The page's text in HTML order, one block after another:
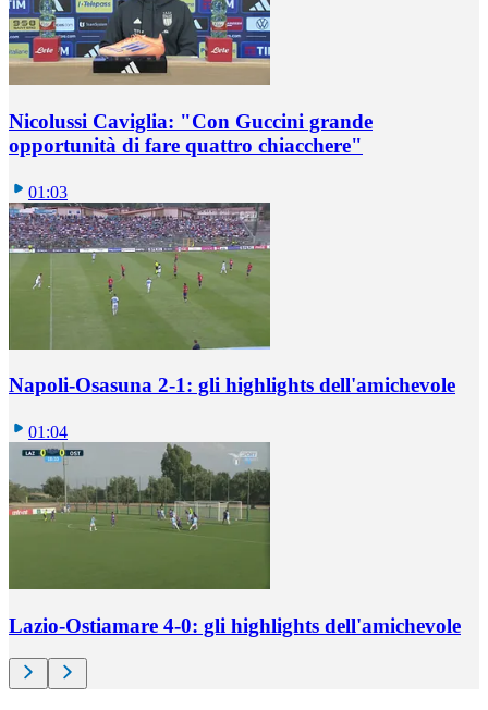
Nicolussi Caviglia: "Con Guccini grande
opportunità di fare quattro chiacchere"
01:03
Napoli-Osasuna 2-1: gli highlights dell'amichevole
01:04
Lazio-Ostiamare 4-0: gli highlights dell'amichevole